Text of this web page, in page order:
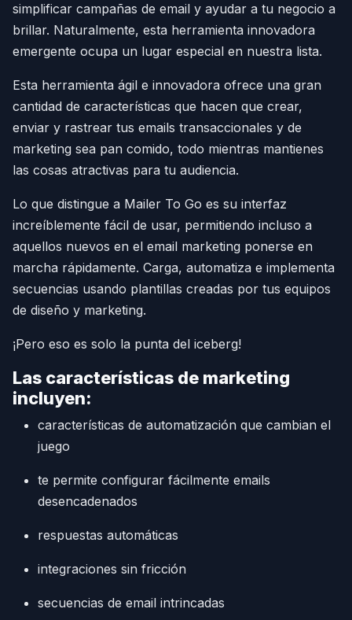
simplificar campañas de email y ayudar a tu negocio a
brillar. Naturalmente, esta herramienta innovadora
emergente ocupa un lugar especial en nuestra lista.
Esta herramienta ágil e innovadora ofrece una gran
cantidad de características que hacen que crear,
enviar y rastrear tus emails transaccionales y de
marketing sea pan comido, todo mientras mantienes
las cosas atractivas para tu audiencia.
Lo que distingue a Mailer To Go es su interfaz
increíblemente fácil de usar, permitiendo incluso a
aquellos nuevos en el email marketing ponerse en
marcha rápidamente. Carga, automatiza e implementa
secuencias usando plantillas creadas por tus equipos
de diseño y marketing.
¡Pero eso es solo la punta del iceberg!
Las características de marketing
incluyen:
características de automatización que cambian el
juego
te permite configurar fácilmente emails
desencadenados
respuestas automáticas
integraciones sin fricción
secuencias de email intrincadas